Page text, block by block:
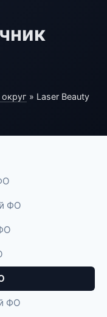
» Laser Beauty
ФО
ФО